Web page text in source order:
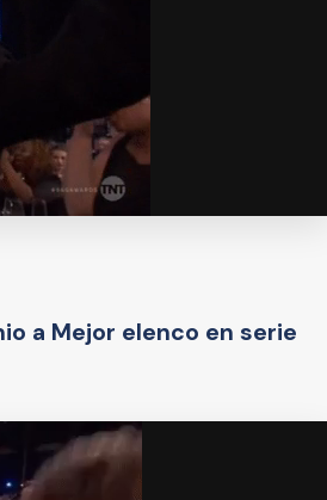
a Mejor elenco en serie